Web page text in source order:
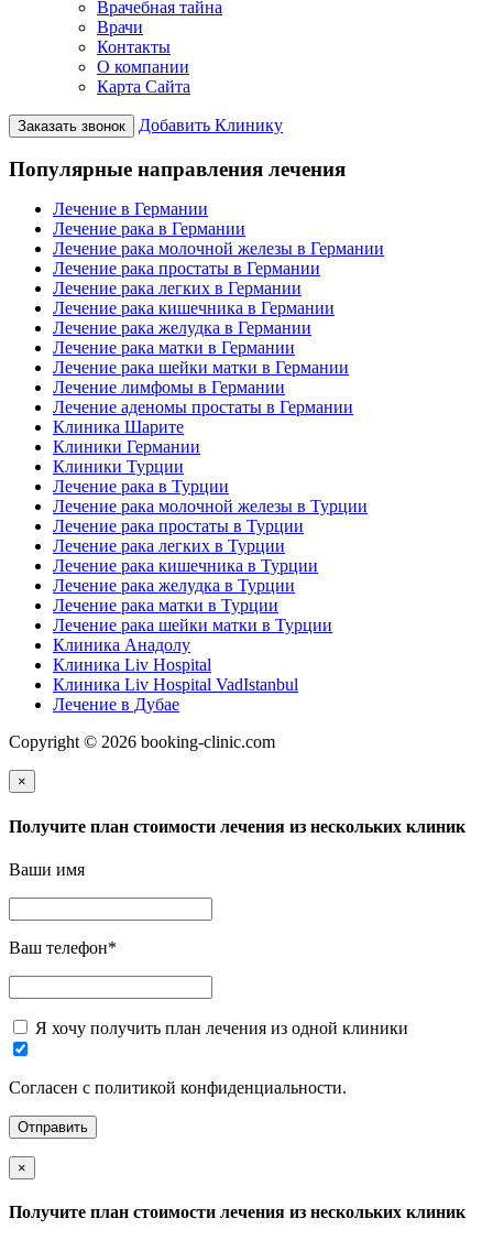
Врачебная тайна
Врачи
Контакты
О компании
Карта Сайта
Заказать звонок Добавить Клинику
Популярные направления лечения
Лечение в Германии
Лечение рака в Германии
Лечение рака молочной железы в Германии
Лечение рака простаты в Германии
Лечение рака легких в Германии
Лечение рака кишечника в Германии
Лечение рака желудка в Германии
Лечение рака матки в Германии
Лечение рака шейки матки в Германии
Лечение лимфомы в Германии
Лечение аденомы простаты в Германии
Клиника Шарите
Клиники Германии
Клиники Турции
Лечение рака в Турции
Лечение рака молочной железы в Турции
Лечение рака простаты в Турции
Лечение рака легких в Турции
Лечение рака кишечника в Турции
Лечение рака желудка в Турции
Лечение рака матки в Турции
Лечение рака шейки матки в Турции
Клиника Анадолу
Клиника Liv Hospital
Клиника Liv Hospital VadIstanbul
Лечение в Дубае
Copyright © 2026 booking-clinic.com
×
Получите план стоимости лечения из нескольких клиник
Ваши имя
Ваш телефон*
Я хочу получить план лечения из одной клиники
Согласен с политикой конфиденциальности.
×
Получите план стоимости лечения из нескольких клиник